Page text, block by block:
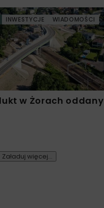
INWESTYCJE WIADOMOŚCI
w Żorach oddany
Załaduj więcej...